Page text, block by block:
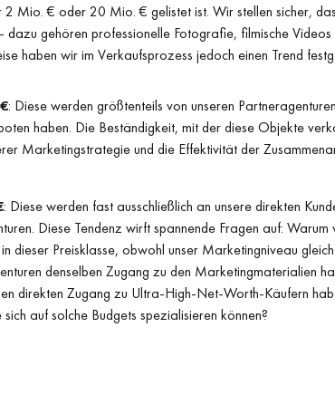
Mio. € oder 20 Mio. € gelistet ist. Wir stellen sicher,
gehören professionelle Fotografie, filmische
haben wir im Verkaufsprozess jedoch einen Trend
: Diese werden größtenteils von unseren
haben. Die Beständigkeit, mit der diese Objekte
Marketingstrategie und die Effektivität der
: Diese werden fast ausschließlich an unsere direkten
Diese Tendenz wirft spannende Fragen auf:
dieser Preisklasse, obwohl unser Marketingniveau
denselben Zugang zu den Marketingmaterialien
direkten Zugang zu Ultra-High-Net-Worth-Käufern
auf solche Budgets spezialisieren können?